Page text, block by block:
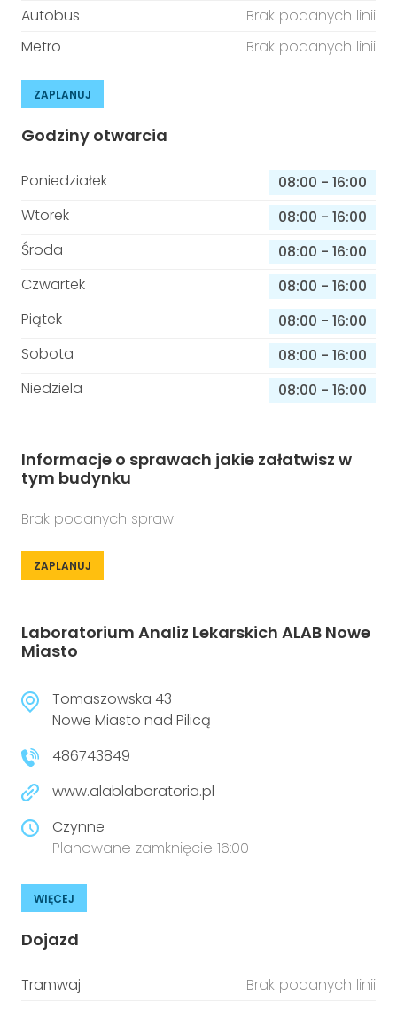
Autobus
Brak podanych linii
Metro
Brak podanych linii
ZAPLANUJ
Godziny otwarcia
Poniedziałek 08:00 - 16:00
Wtorek
08:00 - 16:00
Środa
08:00 - 16:00
Czwartek
08:00 - 16:00
Piątek
08:00 - 16:00
Sobota
08:00 - 16:00
Niedziela
08:00 - 16:00
Informacje o sprawach jakie załatwisz w
tym budynku
Brak podanych spraw
ZAPLANUJ
Laboratorium Analiz Lekarskich ALAB Nowe
Miasto
Tomaszowska 43
Nowe Miasto nad Pilicą
486743849
www.alablaboratoria.pl
Czynne
Planowane zamknięcie 16:00
WIĘCEJ
Dojazd
Tramwaj
Brak podanych linii